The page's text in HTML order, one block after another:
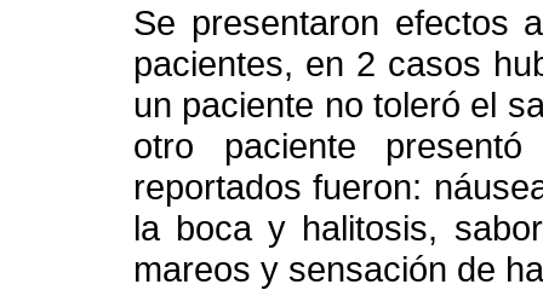
Se presentaron efectos
pacientes, en 2 casos
un paciente no toleró el
otro paciente
reportados fueron:
la boca y halitosis,
mareos y sensación de